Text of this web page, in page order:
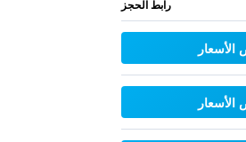
رابط الحجز